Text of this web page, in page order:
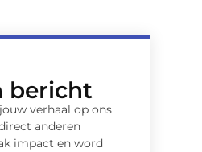
bericht
verhaal op ons
anderen
impact en word